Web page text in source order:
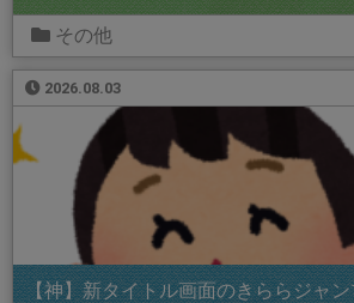
その他
2026.08.03
【神】新タイトル画面のきららジャ